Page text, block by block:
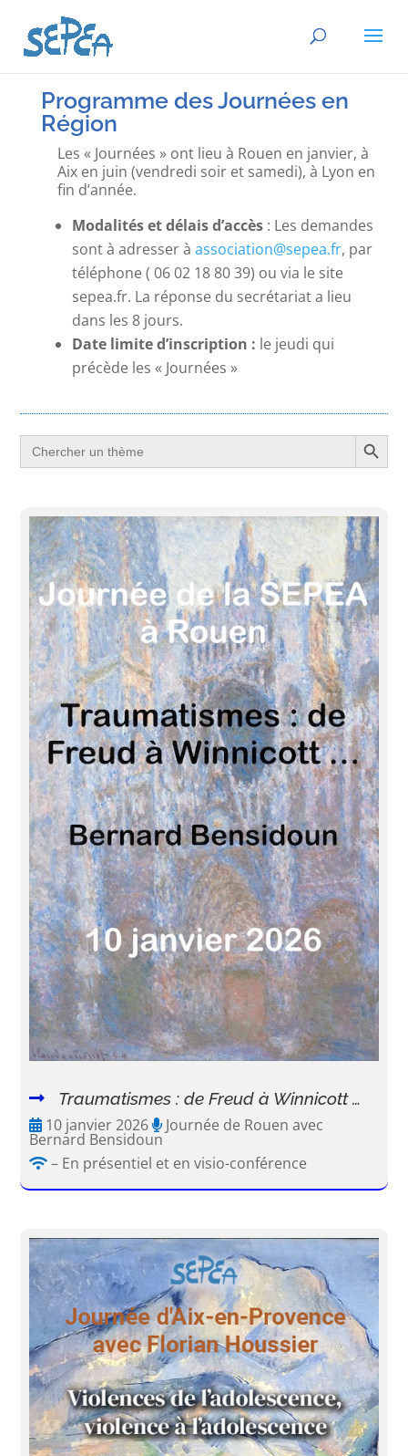
Programme des Journées en
Région
Les « Journées » ont lieu à Rouen en janvier, à
Aix en juin (vendredi soir et samedi), à Lyon en
fin d’année.
Modalités et délais d’accès: Les demandes
sont à adresser à association@sepea.fr, par
téléphone ( 06 02 18 80 39) ou via le site
sepea.fr. La réponse du secrétariat a lieu
dans les 8 jours.
Date limite d’inscription : le jeudi qui
précède les « Journées »
Search
for:
Search Button
Traumatismes : de Freud à Winnicott …
10 janvier 2026
Journée de Rouen avec
Bernard Bensidoun
– En présentiel et en visio-conférence